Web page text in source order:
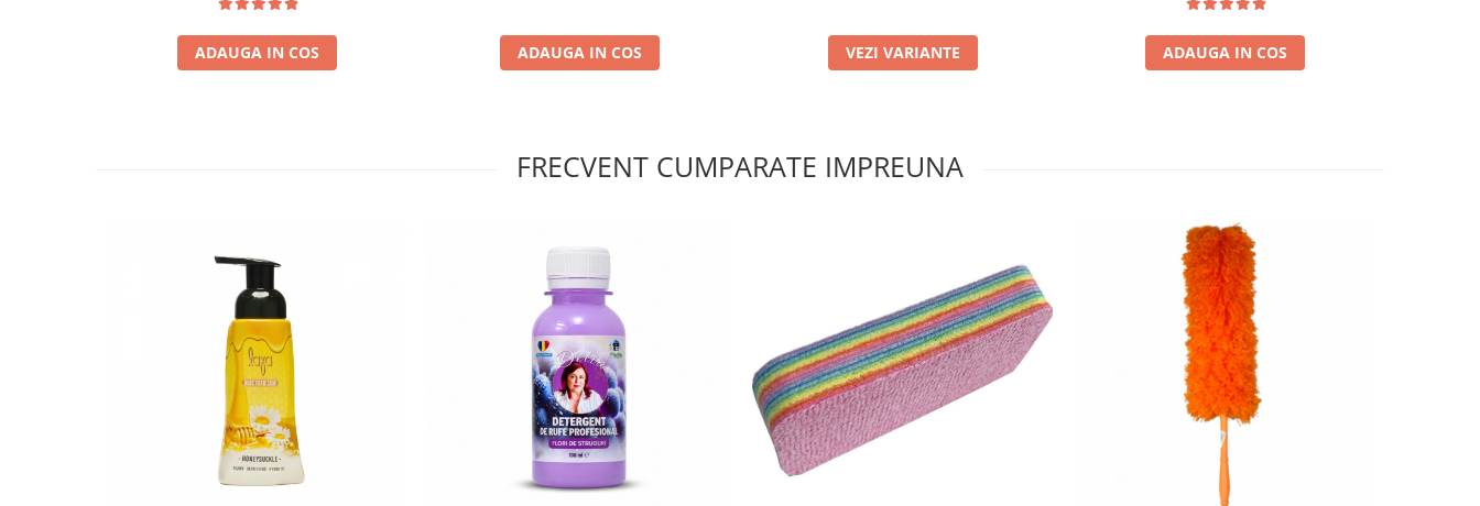
ADAUGA IN COS ADAUGA IN COS VEZI VARIANTE ADAUGA IN COS
FRECVENT CUMPARATE IMPREUNA